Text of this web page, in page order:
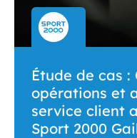
Étude de cas
opérations et
service client
Sport 2000